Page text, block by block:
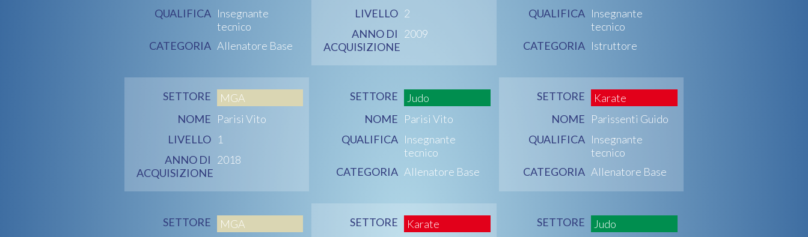
QUALIFICA Insegnante
tecnico
CATEGORIA Allenatore Base
LIVELLO 2
ANNO DI
ACQUISIZIONE
2009
QUALIFICA Insegnante
tecnico
CATEGORIA Istruttore
SETTORE
MGA
NOME Parisi Vito
LIVELLO 1
ANNO DI
ACQUISIZIONE
2018
SETTORE
Judo
NOME Parisi Vito
QUALIFICA Insegnante
tecnico
CATEGORIA Allenatore Base
SETTORE
Karate
NOME Parissenti Guido
QUALIFICA Insegnante
tecnico
CATEGORIA Allenatore Base
SETTORE
MGA
SETTORE
Karate
SETTORE
Judo